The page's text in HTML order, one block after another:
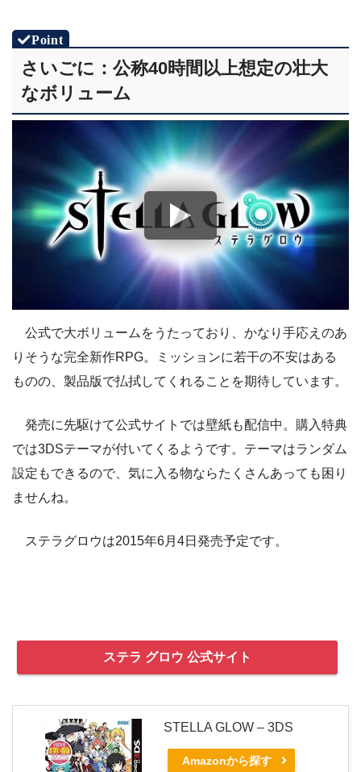
さいごに：公称40時間以上想定の壮大
なボリューム
公式で大ボリュームをうたっており、かなり手応えのあ
りそうな完全新作RPG。ミッションに若干の不安はある
ものの、製品版で払拭してくれることを期待しています。
発売に先駆けて公式サイトでは壁紙も配信中。購入特典
では3DSテーマが付いてくるようです。テーマはランダム
設定もできるので、気に入る物ならたくさんあっても困り
ませんね。
ステラグロウは2015年6月4日発売予定です。
ステラ グロウ 公式サイト
STELLA GLOW – 3DS
Amazonから探す